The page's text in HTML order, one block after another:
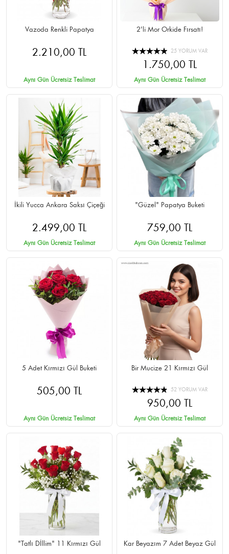
Vazoda Renkli Papatya
2.210,00 TL
Aynı Gün Ücretsiz Teslimat
2'li Mor Orkide Fırsatı!
25 YORUM VAR
1.750,00 TL
Aynı Gün Ücretsiz Teslimat
İkili Yucca Ankara Saksı Çiçeği
2.499,00 TL
Aynı Gün Ücretsiz Teslimat
"Güzel" Papatya Buketi
759,00 TL
Aynı Gün Ücretsiz Teslimat
5 Adet Kırmızı Gül Buketi
505,00 TL
Aynı Gün Ücretsiz Teslimat
Bir Mucize 21 Kırmızı Gül
52 YORUM VAR
950,00 TL
Aynı Gün Ücretsiz Teslimat
"Tatlı Dİllim" 11 Kırmızı Gül Kar Beyazım 7 Adet Beyaz Gül